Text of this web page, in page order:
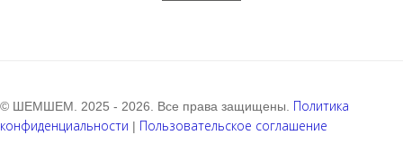
© ШЕМШЕМ. 2025 - 2026. Все права защищены. Политика
конфиденциальности | Пользовательское соглашение